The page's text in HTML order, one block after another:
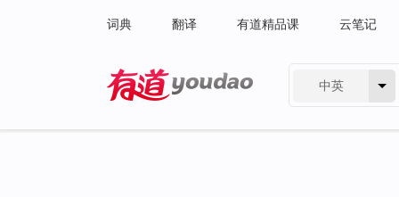
词典 翻译 有道精品课 云笔记
中英